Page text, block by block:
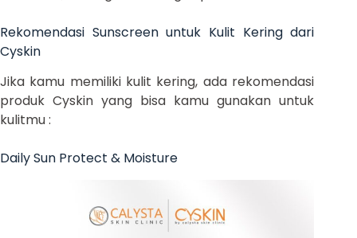
Rekomendasi Sunscreen untuk Kulit Kering dari
Cyskin
Jika kamu memiliki kulit kering, ada rekomendasi
produk Cyskin yang bisa kamu gunakan untuk
kulitmu :
Daily Sun Protect & Moisture